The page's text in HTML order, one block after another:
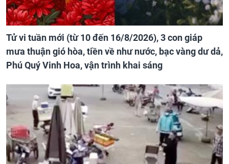
Tử vi tuần mới (từ 10 đến 16/8/2026), 3 con giáp
mưa thuận gió hòa, tiền về như nước, bạc vàng dư dả,
Phú Quý Vinh Hoa, vận trình khai sáng